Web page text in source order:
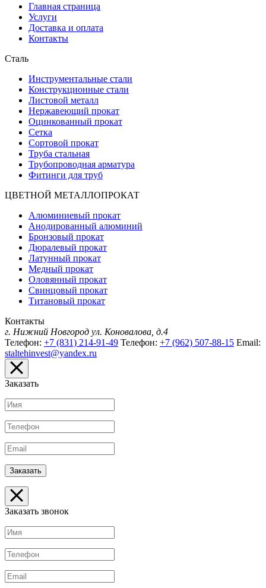
Главная страница
Услуги
Доставка и оплата
Контакты
Сталь
Инструментальные стали
Конструкционные стали
Листовой металл
Нержавеющий прокат
Оцинкованный прокат
Сетка
Сортовой прокат
Труба стальная
Трубопроводная арматура
Фитинги для труб
ЦВЕТНОЙ МЕТАЛЛОПРОКАТ
Алюминиевый прокат
Анодированный алюминий
Бронзовый прокат
Дюралевый прокат
Латунный прокат
Медный прокат
Оловянный прокат
Свинцовый прокат
Титановый прокат
Контакты
г. Нижний Новгород ул. Коновалова, д.4
Телефон: +7 (831) 214-91-49 Телефон: +7 (962) 507-88-15 Email:
staltehinvest@yandex.ru
Заказать
Заказать звонок